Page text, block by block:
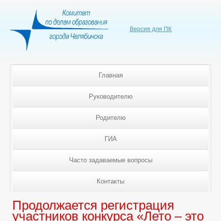
Версия для ПК
Главная
Руководителю
Родителю
ГИА
Часто задаваемые вопросы
Контакты
Продолжается регистрация
участников конкурса «Лето – это